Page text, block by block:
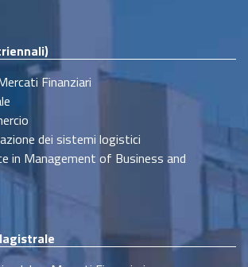
Finanziari
dei sistemi logistici
in Management of Business and